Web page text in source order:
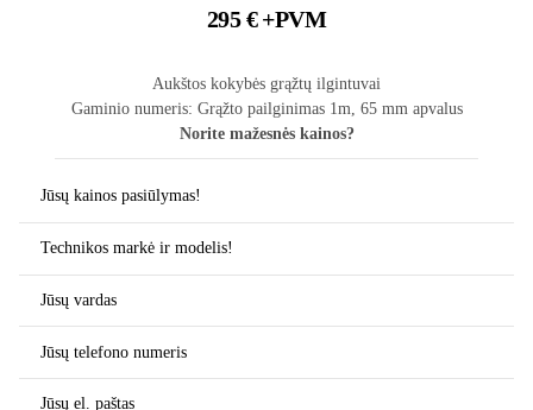
295€+PVM
Aukštos kokybės grąžtų ilgintuvai
Gaminio numeris: Grąžto pailginimas 1m, 65 mm apvalus
Norite mažesnės kainos?